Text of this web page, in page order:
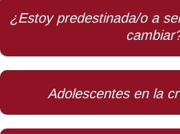
¿Estoy predestinada/o a
Adolescentes en la